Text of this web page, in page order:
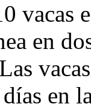
en
en